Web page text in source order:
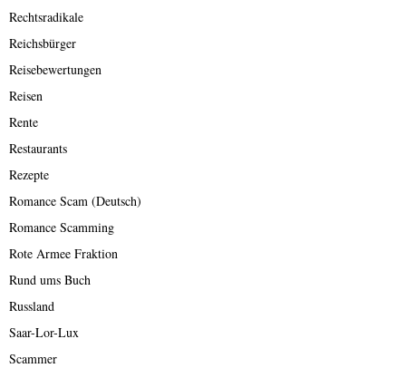
Rechtsradikale
Reichsbürger
Reisebewertungen
Reisen
Rente
Restaurants
Rezepte
Romance Scam (Deutsch)
Romance Scamming
Rote Armee Fraktion
Rund ums Buch
Russland
Saar-Lor-Lux
Scammer